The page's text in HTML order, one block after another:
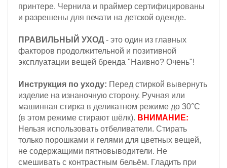
принтере. Чернила и праймер сертифицированы
и разрешены для печати на детской одежде.
ПРАВИЛЬНЫЙ УХОД - это один из главных
факторов продолжительной и позитивной
эксплуатации вещей бренда "Наивно? Очень"!
Инструкция по уходу: Перед стиркой вывернуть
изделие на изнаночную сторону. Ручная или
машинная стирка в деликатном режиме до 30°С
(в этом режиме стирают шёлк). ВНИМАНИЕ:
Нельзя использовать отбеливатели. Стирать
только порошками и гелями для цветных вещей,
не содержащими пятновыводители. Не
смешивать с контрастным бельём. Гладить при